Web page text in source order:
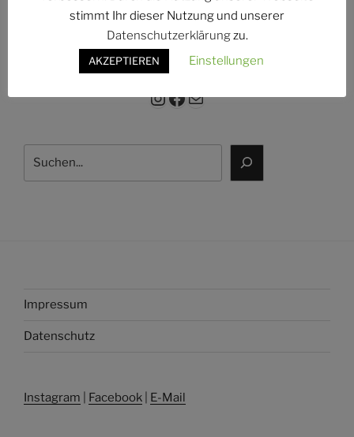
Instagram
Facebook
E-Mail
Impressum
Datenschutz
Instagram Facebook E-Mail
stimmt Ihr dieser Nutzung und unserer
Datenschutzerklärungzu.
AKZEPTIEREN Einstellungen